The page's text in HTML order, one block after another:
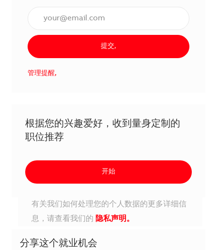
提交,
管理提醒,
根据您的兴趣爱好，收到量身定制的
职位推荐
开始
有关我们如何处理您的个人数据的更多详细信
息，请查看我们的 隐私声明。
分享这个就业机会